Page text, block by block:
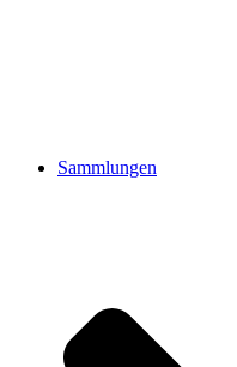
Sammlungen